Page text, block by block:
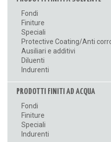
Fondi
Finiture
Speciali
Protective Coating/Anti
Ausiliari e additivi
Diluenti
Indurenti
PRODOTTI FINITI AD ACQUA
Fondi
Finiture
Speciali
Indurenti